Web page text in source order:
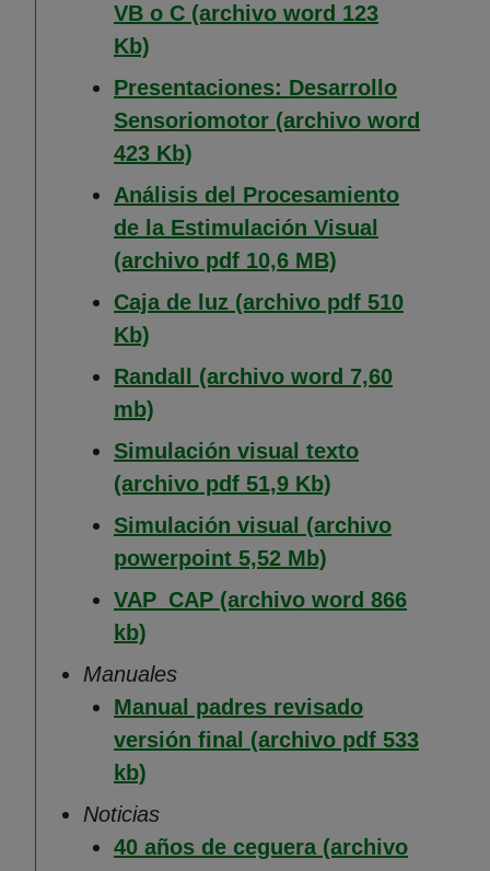
VB o C (archivo word 123
Kb)
Presentaciones: Desarrollo
Sensoriomotor (archivo word
423 Kb)
Análisis del Procesamiento
de la Estimulación Visual
(archivo pdf 10,6 MB)
Caja de luz (archivo pdf 510
Kb)
Randall (archivo word 7,60
mb)
Simulación visual texto
(archivo pdf 51,9 Kb)
Simulación visual (archivo
powerpoint 5,52 Mb)
VAP_CAP (archivo word 866
kb)
Manuales
Manual padres revisado
versión final (archivo pdf 533
kb)
Noticias
40 años de ceguera (archivo